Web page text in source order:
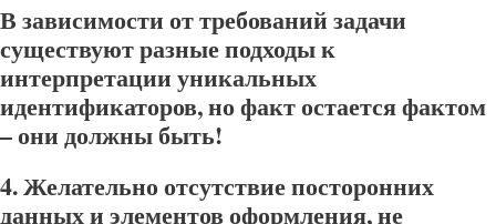
В зависимости от требований задачи
существуют разные подходы к
интерпретации уникальных
идентификаторов, но факт остается фактом
– они должны быть!
4.Желательно отсутствие посторонних
данных и элементов оформления, не